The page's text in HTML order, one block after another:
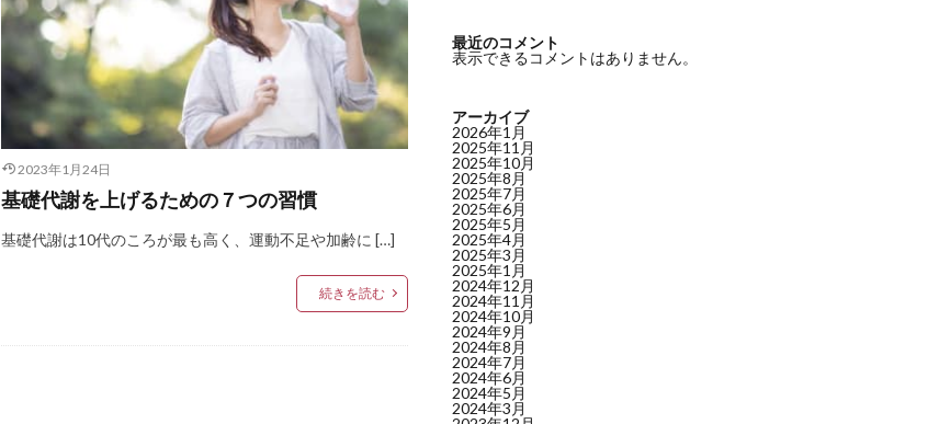
2023年1月24日
基礎代謝を上げるための７つの習慣
基礎代謝は10代のころが最も高く、運動不足や加齢に […]
続きを読む
最近のコメント
表示できるコメントはありません。
アーカイブ
2026年1月
2025年11月
2025年10月
2025年8月
2025年7月
2025年6月
2025年5月
2025年4月
2025年3月
2025年1月
2024年12月
2024年11月
2024年10月
2024年9月
2024年8月
2024年7月
2024年6月
2024年5月
2024年3月